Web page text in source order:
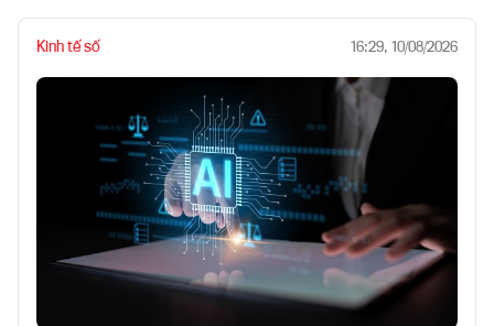
Kinh tế số 16:29, 10/08/2026